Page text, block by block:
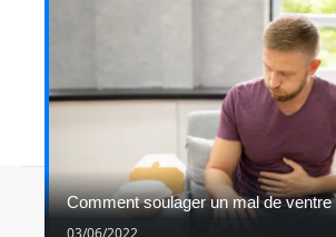
Comment soulager un mal de ventre
03/06/2022
Contact Mentions légales